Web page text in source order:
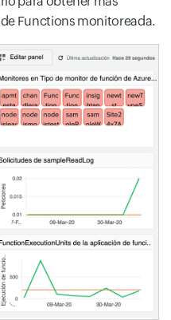
Functions monitoreada.